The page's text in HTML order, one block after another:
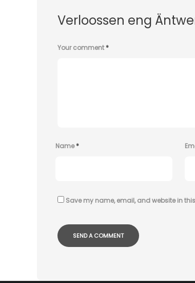
Verloossen eng
Your comment*
Name*
Save my name, email, and website in